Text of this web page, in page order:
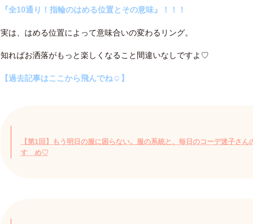
『全10通り！指輪のはめる位置とその意味』！！！
実は、はめる位置によって意味合いの変わるリング。
知ればお洒落がもっと楽しくなること間違いなしですよ♡
【過去記事はここから飛んでね☺】
【第1回】もう明日の服に困らない。服の系統と、毎日のコーデ迷子さん
すゝめ♡